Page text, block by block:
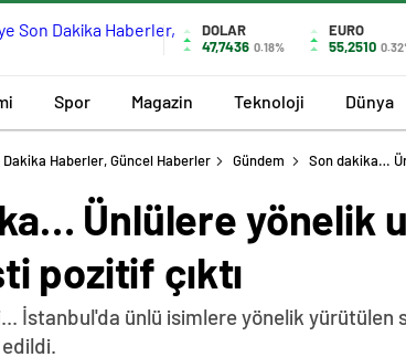
DOLAR
47,7436 0.18%
EURO
55,2510
Spor Magazin Teknoloji Dünya
Dakika Haberler, Güncel Haberler Gündem Son dakika…
Ünlülere yönelik
pozitif çıktı
İstanbul'da ünlü isimlere yönelik yürütülen